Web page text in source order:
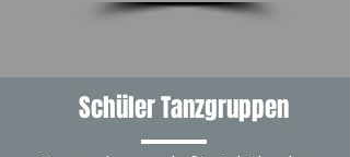
Schüler Tanzgruppen